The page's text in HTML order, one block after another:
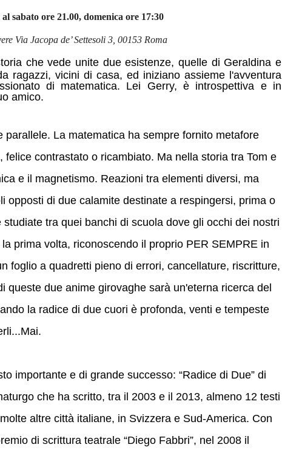
sabato ore 21.00, domenica ore 17:30
Via Jacopa de’ Settesoli 3, 00153 Roma
che vede unite due esistenze, quelle di Geraldina e
ragazzi, vicini di casa, ed iniziano assieme l'avventura
di matematica. Lei Gerry, è introspettiva e in
amico.
La matematica ha sempre fornito metafore
contrastato o ricambiato. Ma nella storia tra Tom e
e il magnetismo. Reazioni tra elementi diversi, ma
opposti di due calamite destinate a respingersi, prima o
tra quei banchi di scuola dove gli occhi dei nostri
prima volta, riconoscendo il proprio PER SEMPRE in
foglio a quadretti pieno di errori, cancellature, riscritture,
queste due anime girovaghe sarà un'eterna ricerca del
la radice di due cuori è profonda, venti e tempeste
importante e di grande successo: “Radice di Due” di
che ha scritto, tra il 2003 e il 2013, almeno 12 testi
altre città italiane, in Svizzera e Sud-America. Con
di scrittura teatrale “Diego Fabbri”, nel 2008 il